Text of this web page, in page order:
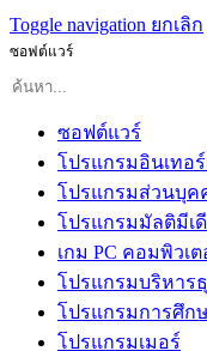
Toggle navigation ยกเลิก
ซอฟต์แวร์
ซอฟต์แวร์
โปรแกรมอินเทอร์
โปรแกรมส่วนบุค
โปรแกรมมัลติมีเ
เกม PC คอมพิวเต
โปรแกรมบริหาร
โปรแกรมการศึก
โปรแกรมเมอร์